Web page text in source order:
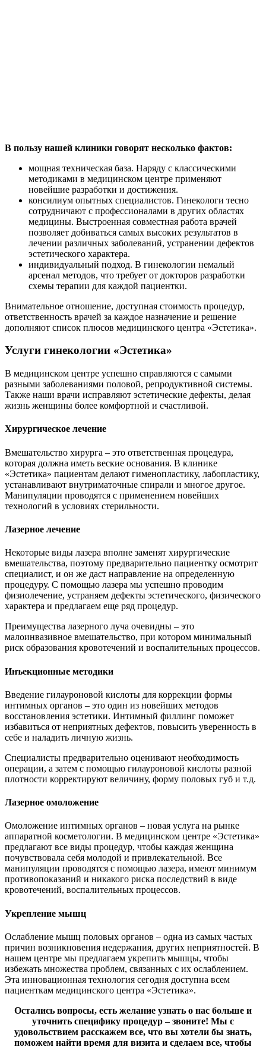
В пользу нашей клиники говорят несколько фактов:
мощная техническая база. Наряду с классическими
методиками в медицинском центре применяют
новейшие разработки и достижения.
консилиум опытных специалистов. Гинекологи тесно
сотрудничают с профессионалами в других областях
медицины. Выстроенная совместная работа врачей
позволяет добиваться самых высоких результатов в
лечении различных заболеваний, устранении дефектов
эстетического характера.
индивидуальный подход. В гинекологии немалый
арсенал методов, что требует от докторов разработки
схемы терапии для каждой пациентки.
Внимательное отношение, доступная стоимость процедур,
ответственность врачей за каждое назначение и решение
дополняют список плюсов медицинского центра «Эстетика».
Услуги гинекологии «Эстетика»
В медицинском центре успешно справляются с самыми
разными заболеваниями половой, репродуктивной системы.
Также наши врачи исправляют эстетические дефекты, делая
жизнь женщины более комфортной и счастливой.
Хирургическое лечение
Вмешательство хирурга – это ответственная процедура,
которая должна иметь веские основания. В клинике
«Эстетика» пациентам делают гименопластику, лабопластику,
устанавливают внутриматочные спирали и многое другое.
Манипуляции проводятся с применением новейших
технологий в условиях стерильности.
Лазерное лечение
Некоторые виды лазера вполне заменят хирургические
вмешательства, поэтому предварительно пациентку осмотрит
специалист, и он же даст направление на определенную
процедуру. С помощью лазера мы успешно проводим
физиолечение, устраняем дефекты эстетического, физического
характера и предлагаем еще ряд процедур.
Преимущества лазерного луча очевидны – это
малоинвазивное вмешательство, при котором минимальный
риск образования кровотечений и воспалительных процессов.
Инъекционные методики
Введение гилауроновой кислоты для коррекции формы
интимных органов – это один из новейших методов
восстановления эстетики. Интимный филлинг поможет
избавиться от неприятных дефектов, повысить уверенность в
себе и наладить личную жизнь.
Специалисты предварительно оценивают необходимость
операции, а затем с помощью гилауроновой кислоты разной
плотности корректируют величину, форму половых губ и т.д.
Лазерное омоложение
Омоложение интимных органов – новая услуга на рынке
аппаратной косметологии. В медицинском центре «Эстетика»
предлагают все виды процедур, чтобы каждая женщина
почувствовала себя молодой и привлекательной. Все
манипуляции проводятся с помощью лазера, имеют минимум
противопоказаний и никакого риска последствий в виде
кровотечений, воспалительных процессов.
Укрепление мышц
Ослабление мышц половых органов – одна из самых частых
причин возникновения недержания, других неприятностей. В
нашем центре мы предлагаем укрепить мышцы, чтобы
избежать множества проблем, связанных с их ослаблением.
Эта инновационная технология сегодня доступна всем
пациенткам медицинского центра «Эстетика».
Остались вопросы, есть желание узнать о нас больше и
уточнить специфику процедур – звоните! Мы с
удовольствием расскажем все, что вы хотели бы знать,
поможем найти время для визита и сделаем все, чтобы